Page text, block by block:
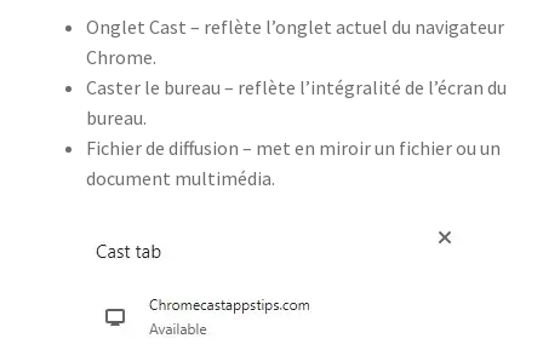
Onglet Cast – reflète l’onglet actuel du navigateur
Chrome.
Caster le bureau – reflète l’intégralité de l’écran du
bureau.
Fichier de diffusion – met en miroir un fichier ou un
document multimédia.